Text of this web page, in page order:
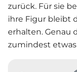
zurück. Für sie
ihre Figur bleibt
erhalten. Genau
zumindest